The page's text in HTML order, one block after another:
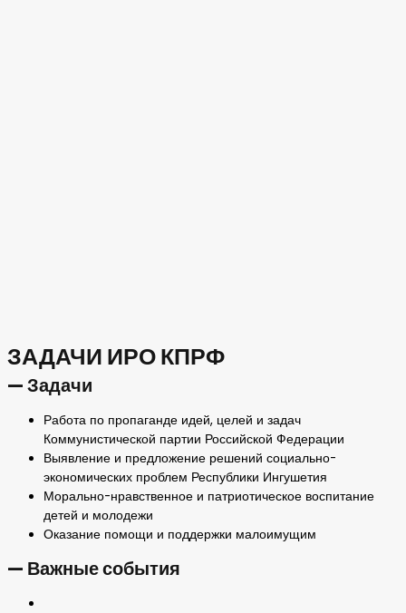
ЗАДАЧИ ИРО КПРФ
— Задачи
Работа по пропаганде идей, целей и задач
Коммунистической партии Российской Федерации
Выявление и предложение решений социально-
экономических проблем Республики Ингушетия
Морально-нравственное и патриотическое воспитание
детей и молодежи
Оказание помощи и поддержки малоимущим
— Важные события